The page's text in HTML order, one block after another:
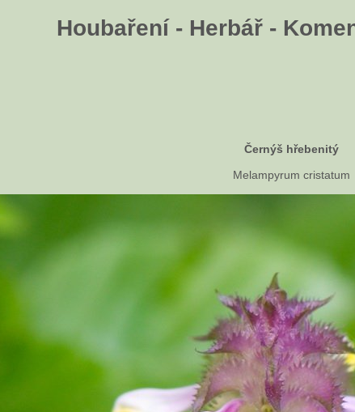
Houbaření - Herbář -
Černýš hřebenitý
Melampyrum cristatum